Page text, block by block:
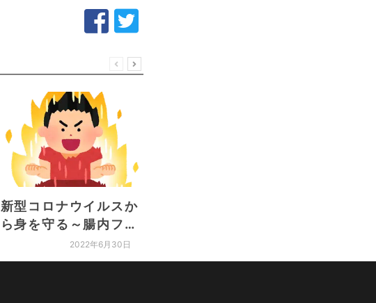
新型コロナウイルスか
ら身を守る～腸内フロ
ーラの重要性～2022年6月30日
する原因を解説！